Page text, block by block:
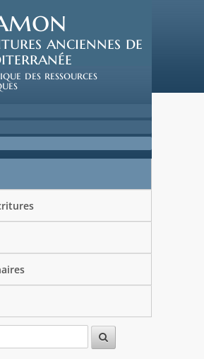
anciennes de
des ressources